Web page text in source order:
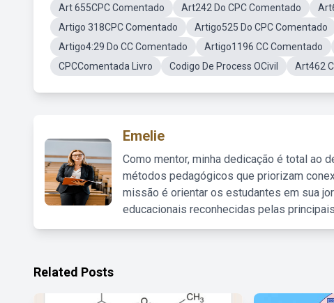
Art 655CPC Comentado
Art242 Do CPC Comentado
Artigo 318CPC Comentado
Artigo525 Do CPC Comentado
Artigo4:29 Do CC Comentado
Artigo1196 CC Comentado
CPCComentada Livro
Codigo De Process OCivil Art462
Emelie
Como mentor, minha dedicação é total ao
métodos pedagógicos que priorizam
missão é orientar os estudantes em sua
educacionais reconhecidas pelas
Related Posts